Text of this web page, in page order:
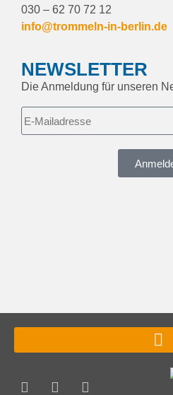
030 – 62 70 72 12
info@trommeln-in-berlin.de
NEWSLETTER
Die Anmeldung für unseren